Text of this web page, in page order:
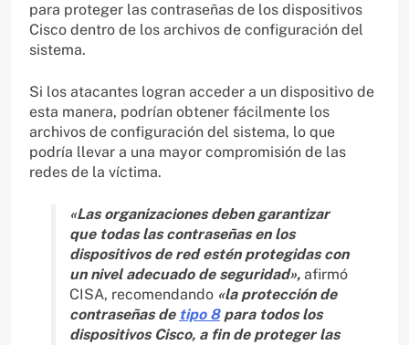
para proteger las contraseñas de los dispositivos
Cisco dentro de los archivos de configuración del
sistema.
Si los atacantes logran acceder a un dispositivo de
esta manera, podrían obtener fácilmente los
archivos de configuración del sistema, lo que
podría llevar a una mayor compromisión de las
redes de la víctima.
«Las organizaciones deben garantizar
que todas las contraseñas en los
dispositivos de red estén protegidas con
un nivel adecuado de seguridad», afirmó
CISA, recomendando «la protección de
contraseñas de tipo 8para todos los
dispositivos Cisco, a fin de proteger las